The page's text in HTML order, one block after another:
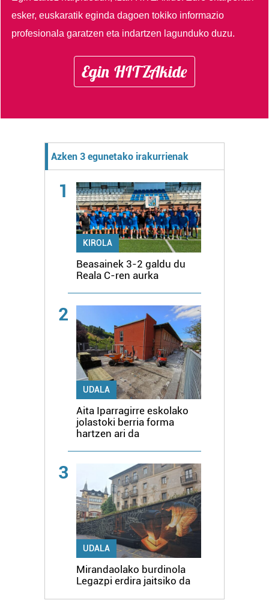
esker, euskaratik eginda dagoen tokiko informazio
profesionala garatzen eta indartzen lagunduko duzu.
Egin HITZAkide
Azken 3 egunetako irakurrienak
1
KIROLA
Beasainek 3-2 galdu du
Reala C-ren aurka
2
UDALA
Aita Iparragirre eskolako
jolastoki berria forma
hartzen ari da
3
UDALA
Mirandaolako burdinola
Legazpi erdira jaitsiko da